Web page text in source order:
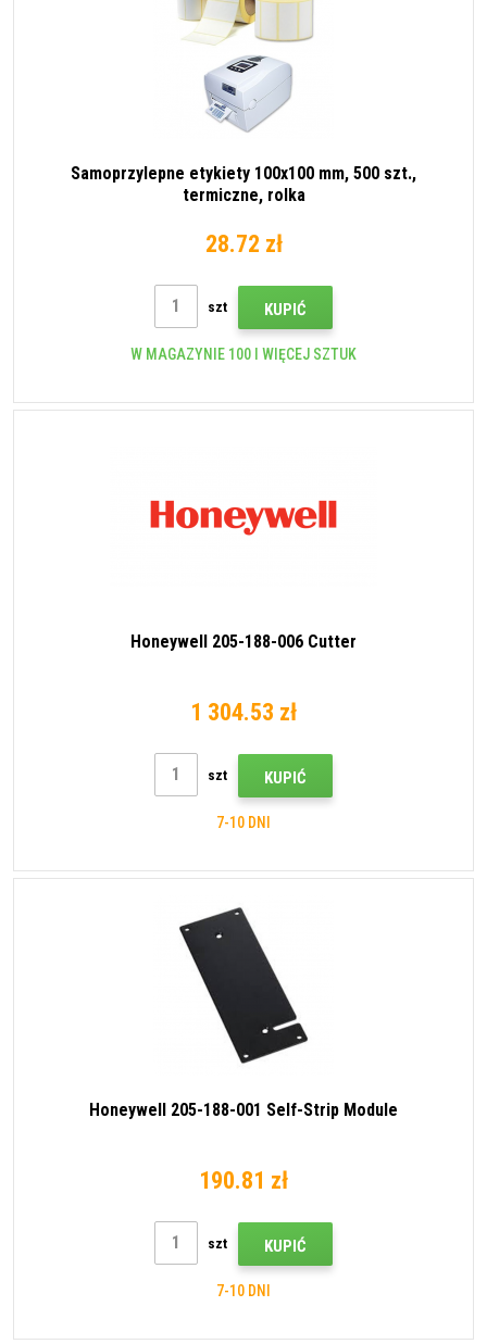
Samoprzylepne etykiety 100x100 mm, 500 szt.,
termiczne, rolka
28.72 zł
szt KUPIĆ
W MAGAZYNIE 100 I WIĘCEJ SZTUK
Honeywell 205-188-006 Cutter
1 304.53 zł
szt KUPIĆ
7-10 DNI
Honeywell 205-188-001 Self-Strip Module
190.81 zł
szt KUPIĆ
7-10 DNI